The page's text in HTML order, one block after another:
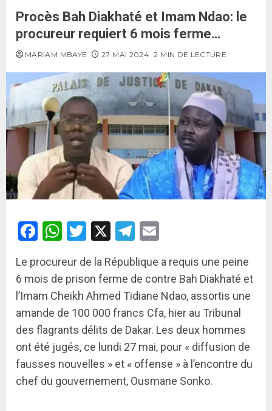
Procès Bah Diakhaté et Imam Ndao: le
procureur requiert 6 mois ferme…
MARIAM MBAYE 27 MAI 2024 2 MIN DE LECTURE
Facebook
WhatsApp
Twitter
X Telegram
Le procureur de la République a requis une peine
6 mois de prison ferme de contre Bah Diakhaté et
l’Imam Cheikh Ahmed Tidiane Ndao, assortis une
amande de 100 000 francs Cfa, hier au Tribunal
des flagrants délits de Dakar. Les deux hommes
ont été jugés, ce lundi 27 mai, pour « diffusion de
fausses nouvelles » et « offense » à l’encontre du
chef du gouvernement, Ousmane Sonko.